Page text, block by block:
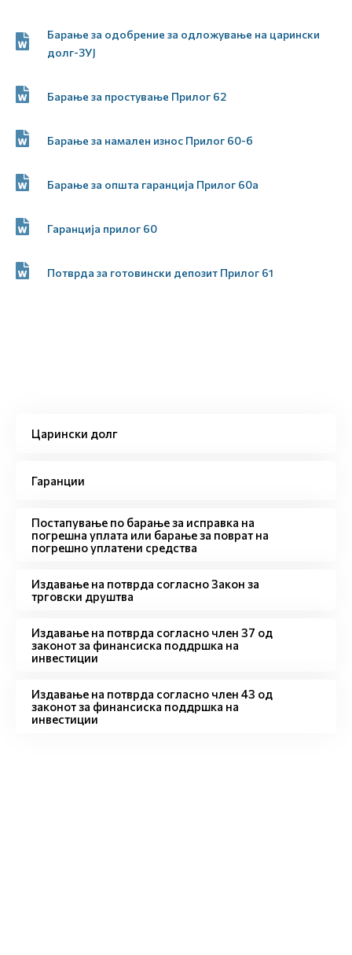
Барање за одобрение за одложување на царински
долг-ЗУЈ
Барање за простување Прилог 62
Барање за намален износ Прилог 60-б
Барање за општа гаранција Прилог 60а
Гаранција прилог 60
Потврда за готовински депозит Прилог 61
Царински долг
Гаранции
Постапување по барање за исправка на
погрешна уплата или барање за поврат на
погрешно уплатени средства
Издавање на потврда согласно Закон за
трговски друштва
Издавање на потврда согласно член 37 од
законот за финансиска поддршка на
инвестиции
Издавање на потврда согласно член 43 од
законот за финансиска поддршка на
инвестиции